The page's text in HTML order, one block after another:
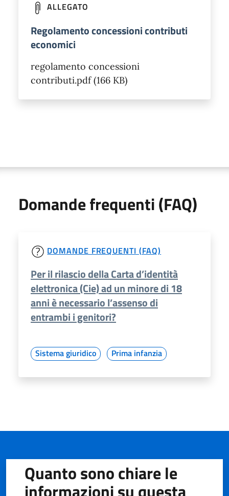
ALLEGATO
Regolamento concessioni contributi
economici
regolamento concessioni
contributi.pdf (166 KB)
Domande frequenti (FAQ)
DOMANDE FREQUENTI (FAQ)
Per il rilascio della Carta d’identità
elettronica (Cie) ad un minore di 18
anni è necessario l’assenso di
entrambi i genitori?
Sistema giuridico Prima infanzia
Quanto sono chiare le